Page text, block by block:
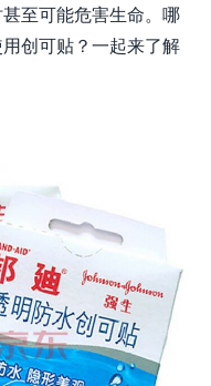
至可能危害生命。哪
创可贴？一起来了解